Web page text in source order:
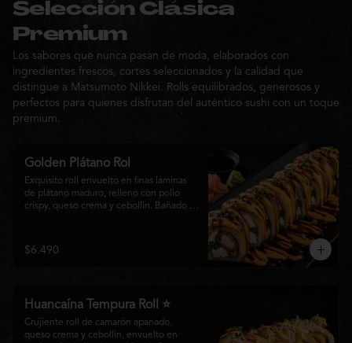
Selección Clásica
Premium
Los sabores que nunca pasan de moda, elaborados con
ingredientes frescos, cortes seleccionados y la calidad que
distingue a Matsumoto Nikkei. Rolls equilibrados, generosos y
perfectos para quienes disfrutan del auténtico sushi con un toque
premium.
Golden Plátano Rol
Exquisito roll envuelto en finas láminas
de plátano maduro, relleno con pollo
crispy, queso crema y cebollín. Bañado
tostado y cebollín fresco. Una
combinación perfecta entre el dulzor del
$6.490
Huancaína Tempura Roll ⭐
Crujiente roll de camarón apanado,
queso crema y cebollín, envuelto en